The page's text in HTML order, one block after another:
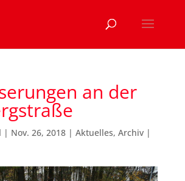
an der
| Nov. 26, 2018| Aktuelles, Archiv|